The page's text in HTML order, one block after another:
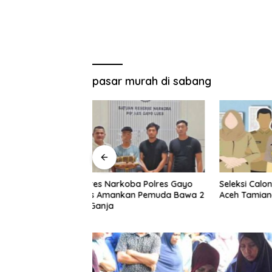
pasar murah di sabang
Seleksi Calon Direksi BUMD
Aceh Tamiang
Guna